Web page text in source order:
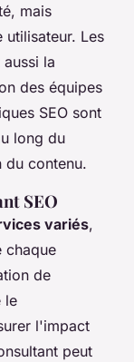
mais
utilisateur. Les
la
des équipes
SEO sont
long du
du contenu.
SEO
variés,
chaque
de
le
l'impact
peut